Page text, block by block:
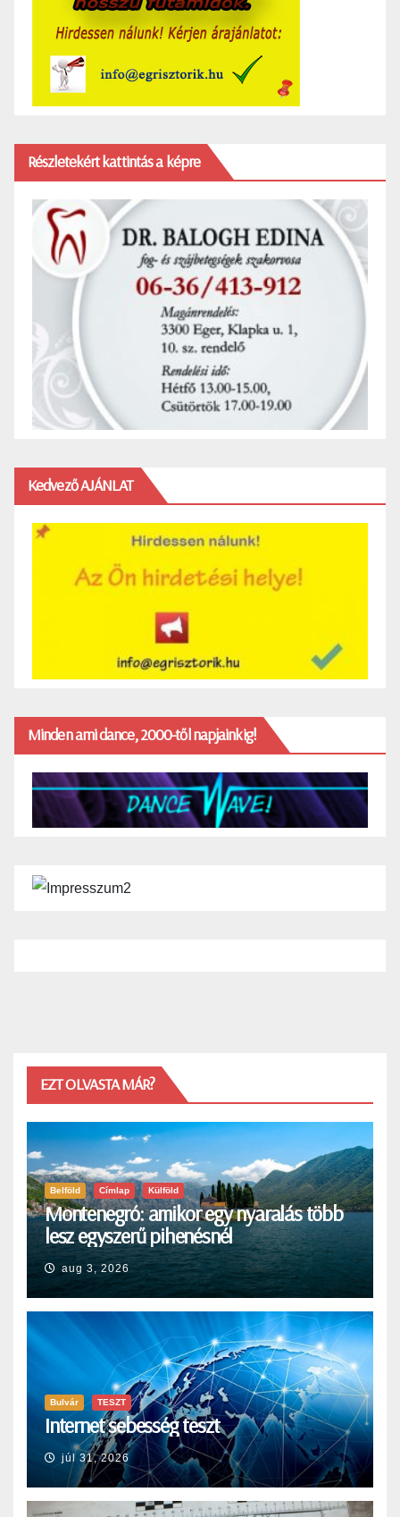
Részletekért kattintás a képre
Kedvező AJÁNLAT
Minden ami dance, 2000-től napjainkig!
EZT OLVASTA MÁR?
Belföld Címlap Külföld
Montenegró: amikor egy nyaralás több
lesz egyszerű pihenésnél
aug 3, 2026
Bulvár TESZT
Internet sebesség teszt
júl 31, 2026